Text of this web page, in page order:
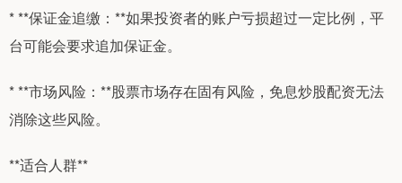
* **保证金追缴：**如果投资者的账户亏损超过一定比例，平
台可能会要求追加保证金。
* **市场风险：**股票市场存在固有风险，免息炒股配资无法
消除这些风险。
**适合人群**